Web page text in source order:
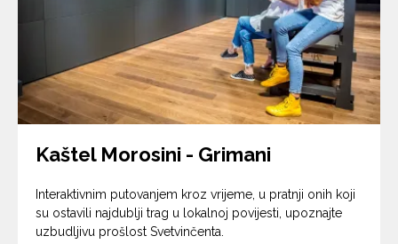
Kaštel Morosini - Grimani
Interaktivnim putovanjem kroz vrijeme, u pratnji onih koji
su ostavili najdublji trag u lokalnoj povijesti, upoznajte
uzbudljivu prošlost Svetvinčenta.